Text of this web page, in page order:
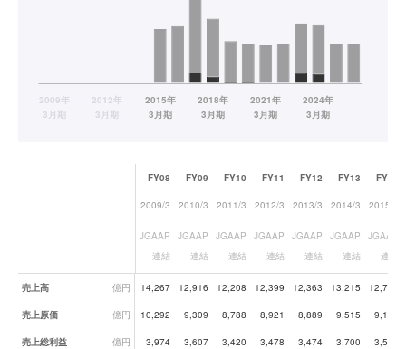
業績データ一覧
FY08 FY09 FY10 FY11 FY12 FY13 FY14
2009/3 2010/3 2011/3 2012/3 2013/3 2014/3 2015/3
JGAAP
連結
JGAAP
連結
JGAAP
連結
JGAAP
連結
JGAAP
連結
JGAAP
連結
JGAAP
連結
売上高 億円 14,267 12,916 12,208 12,399 12,363 13,215 12,721
売上原価 億円 10,292 9,309 8,788 8,921 8,889 9,515 9,167
売上総利益 億円 3,974 3,607 3,420 3,478 3,474 3,700 3,555